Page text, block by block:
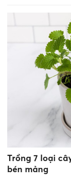
Trồng 7 loại
bén mảng